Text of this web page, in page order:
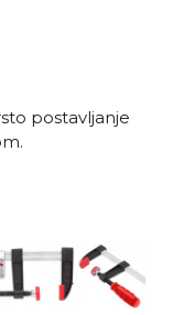
postavljanje